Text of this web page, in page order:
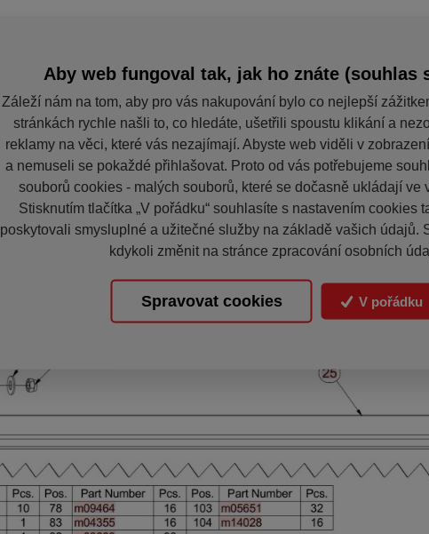
Aby web fungoval tak, jak ho znáte (souhlas
Záleží nám na tom, aby pro vás nakupování bylo co nejlepší
stránkách rychle našli to, co hledáte, ušetřili spoustu klikání a
reklamy na věci, které vás nezajímají. Abyste web viděli v
a nemuseli se pokaždé přihlašovat. Proto od vás potřebujeme
souborů cookies - malých souborů, které se dočasně ukládají ve
Stisknutím tlačítka „V pořádku“ souhlasíte s nastavením cookies
poskytovali smysluplné a užitečné služby na základě vašich údajů.
kdykoli změnit na stránce zpracování osobních
Spravovat cookies V pořádku